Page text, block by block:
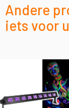
Andere
iets voor